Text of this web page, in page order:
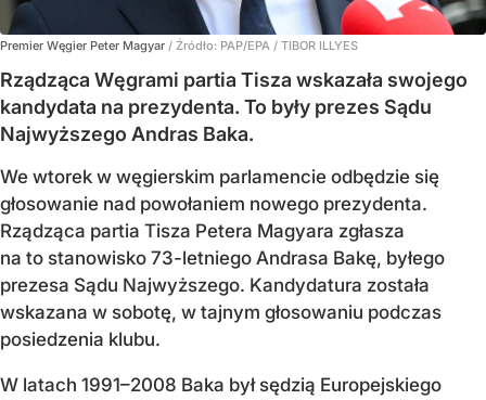
Premier Węgier Peter Magyar / Źródło: PAP/EPA / TIBOR ILLYES
Rządząca Węgrami partia Tisza wskazała swojego
kandydata na prezydenta. To były prezes Sądu
Najwyższego Andras Baka.
We wtorek w węgierskim parlamencie odbędzie się
głosowanie nad powołaniem nowego prezydenta.
Rządząca partia Tisza Petera Magyara zgłasza
na to stanowisko 73-letniego Andrasa Bakę, byłego
prezesa Sądu Najwyższego. Kandydatura została
wskazana w sobotę, w tajnym głosowaniu podczas
posiedzenia klubu.
W latach 1991–2008 Baka był sędzią Europejskiego